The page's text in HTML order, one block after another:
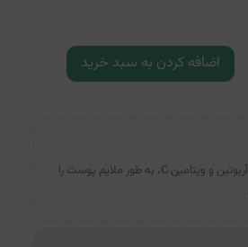
اضافه کردن به سبد خرید
پن ضد لک پوست درموبای با ترکیبات موثر لایه‌بردار و روشن‌کننده مانند آربوتین و ویتامین C، به طور ملایم پوست را